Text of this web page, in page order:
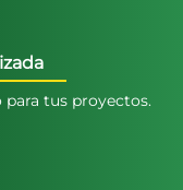
tus proyectos.